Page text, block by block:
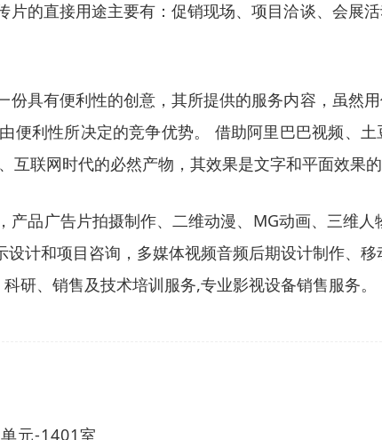
的直接用途主要有：促销现场、项目洽谈、会展
具有便利性的创意，其所提供的服务内容，虽然
便利性所决定的竞争优势。 借助阿里巴巴视频、
互联网时代的必然产物，其效果是文字和平面效果
品广告片拍摄制作、二维动漫、MG动画、三维人
计和项目咨询，多媒体视频音频后期设计制作、
研、销售及技术培训服务,专业影视设备销售服务。
元-1401室